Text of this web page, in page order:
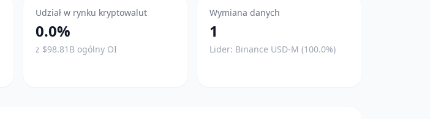
Udział w rynku kryptowalut
0.0%
z $98.81B ogólny OI
Wymiana danych
1
Lider: Binance USD-M (100.0%)